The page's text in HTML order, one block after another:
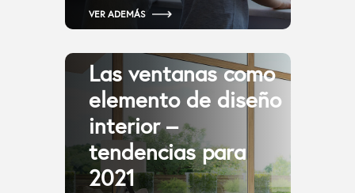
VER ADEMÁS
Las ventanas como
elemento de diseño
interior –
tendencias para
2021